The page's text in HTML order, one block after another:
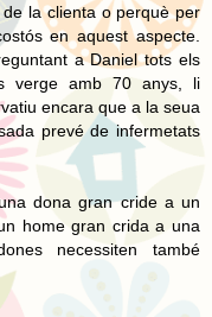
la clienta o perquè per
en aquest aspecte.
a Daniel tots els
verge amb 70 anys, li
encara que a la seua
prevé de infermetats
dona gran cride a un
home gran crida a una
necessiten també